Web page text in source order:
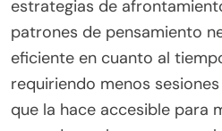
estrategias de
patrones de pensamiento
eficiente en cuanto al
requiriendo menos
que la hace accesible para